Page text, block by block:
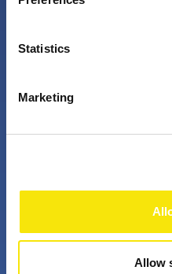
Statistics
Marketing
Allow
soluzioni migliori per
+
anni di attività
+
professionisti